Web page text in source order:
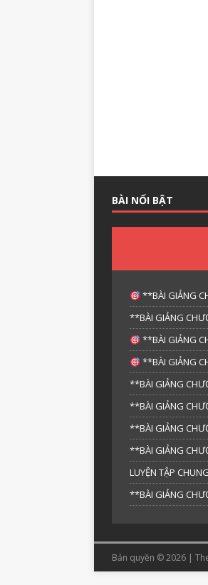
BÀI NỔI BẬT
**BÀI GIẢNG
**BÀI GIẢNG
**BÀI GIẢNG
**BÀI GIẢNG
**BÀI GIẢNG
**BÀI GIẢNG
**BÀI GIẢNG
**BÀI GIẢNG
LUYỆN TẬP
**BÀI GIẢNG
Bản quyền © 2026 |